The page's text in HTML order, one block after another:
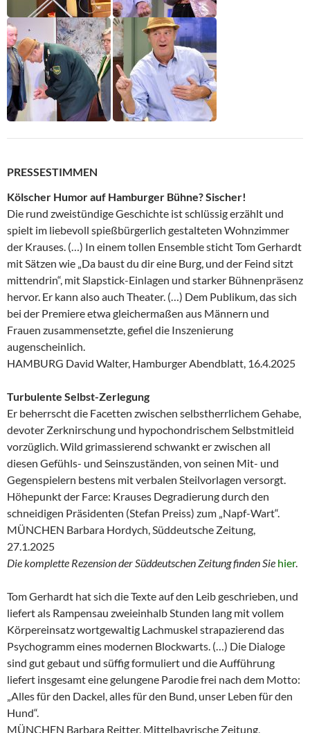
PRESSESTIMMEN
Kölscher Humor auf Hamburger Bühne? Sischer!
Die rund zweistündige Geschichte ist schlüssig erzählt und
spielt im liebevoll spießbürgerlich gestalteten Wohnzimmer
der Krauses. (…) In einem tollen Ensemble sticht Tom Gerhardt
mit Sätzen wie „Da baust du dir eine Burg, und der Feind sitzt
mittendrin“, mit Slapstick-Einlagen und starker Bühnenpräsenz
hervor. Er kann also auch Theater. (…) Dem Publikum, das sich
bei der Premiere etwa gleichermaßen aus Männern und
Frauen zusammensetzte, gefiel die Inszenierung
augenscheinlich.
HAMBURG David Walter, Hamburger Abendblatt, 16.4.2025
Turbulente Selbst-Zerlegung
Er beherrscht die Facetten zwischen selbstherrlichem Gehabe,
devoter Zerknirschung und hypochondrischem Selbstmitleid
vorzüglich. Wild grimassierend schwankt er zwischen all
diesen Gefühls- und Seinszuständen, von seinen Mit- und
Gegenspielern bestens mit verbalen Steilvorlagen versorgt.
Höhepunkt der Farce: Krauses Degradierung durch den
schneidigen Präsidenten (Stefan Preiss) zum „Napf-Wart“.
MÜNCHEN Barbara Hordych, Süddeutsche Zeitung,
27.1.2025
Die komplette Rezension der Süddeutschen Zeitung finden Sie hier.
Tom Gerhardt hat sich die Texte auf den Leib geschrieben, und
liefert als Rampensau zweieinhalb Stunden lang mit vollem
Körpereinsatz wortgewaltig Lachmuskel strapazierend das
Psychogramm eines modernen Blockwarts. (…) Die Dialoge
sind gut gebaut und süffig formuliert und die Aufführung
liefert insgesamt eine gelungene Parodie frei nach dem Motto:
„Alles für den Dackel, alles für den Bund, unser Leben für den
Hund“.
MÜNCHEN Barbara Reitter, Mittelbayrische Zeitung,